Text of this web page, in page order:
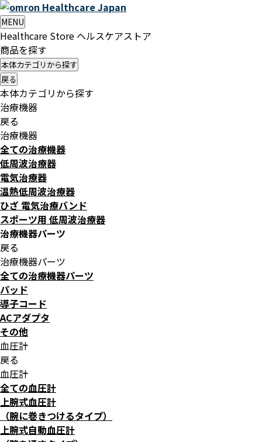
HealthcareJapan
MENU
Healthcare Store ヘルスケアストア
商品を探す
本体カテゴリから探す
戻る
本体カテゴリから探す
治療機器
戻る
治療機器
全ての治療機器
低周波治療器
電気治療器
温熱低周波治療器
ひざ 電気治療バンド
スポーツ用 低周波治療器
治療機器パーツ
戻る
治療機器パーツ
全ての治療機器パーツ
パッド
導子コード
ACアダプタ
その他
血圧計
戻る
血圧計
全ての血圧計
上腕式血圧計
（腕に巻きつけるタイプ）
上腕式自動血圧計